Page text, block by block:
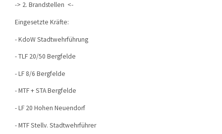
-> 2. Brandstellen <-
Eingesetzte Kräfte:
- KdoW Stadtwehrführung
- TLF 20/50 Bergfelde
- LF 8/6 Bergfelde
- MTF + STA Bergfelde
- LF 20 Hohen Neuendorf
- MTF Stellv. Stadtwehrführer